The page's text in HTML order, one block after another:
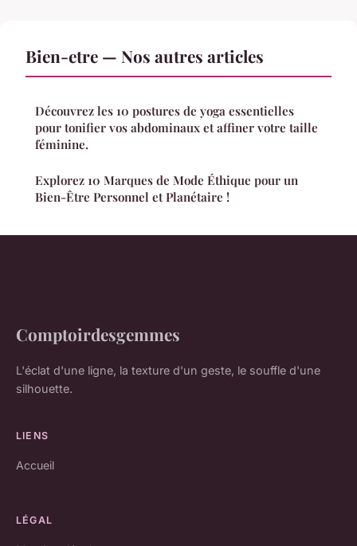
Bien-etre — Nos autres articles
Découvrez les 10 postures de yoga essentielles
pour tonifier vos abdominaux et affiner votre taille
féminine.
Explorez 10 Marques de Mode Éthique pour un
Bien-Être Personnel et Planétaire !
Comptoirdesgemmes
L'éclat d'une ligne, la texture d'un geste, le souffle d'une
silhouette.
LIENS
Accueil
LÉGAL